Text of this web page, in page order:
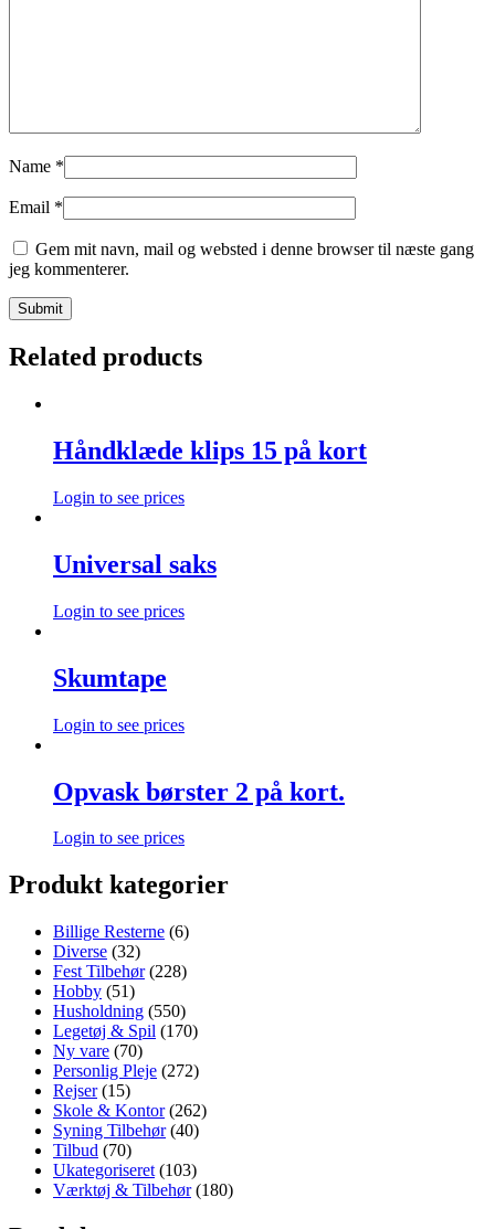
Name *
Email *
Gem mit navn, mail og websted i denne browser til næste gang
jeg kommenterer.
Related products
Håndklæde klips 15 på kort
Login to see prices
Universal saks
Login to see prices
Skumtape
Login to see prices
Opvask børster 2 på kort.
Login to see prices
Produkt kategorier
Billige Resterne (6)
Diverse (32)
Fest Tilbehør (228)
Hobby (51)
Husholdning (550)
Legetøj & Spil (170)
Ny vare (70)
Personlig Pleje (272)
Rejser (15)
Skole & Kontor (262)
Syning Tilbehør (40)
Tilbud (70)
Ukategoriseret (103)
Værktøj & Tilbehør (180)